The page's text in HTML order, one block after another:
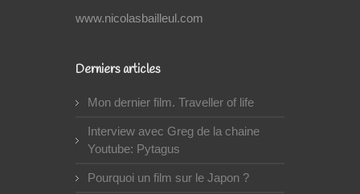
www.nicolasbailleul.com
Derniers articles
Mon dernier film. Traveller of life
Interview avec Greg de la chaine
Youtube: Pytagus
Pourquoi un film sur le Japon ?